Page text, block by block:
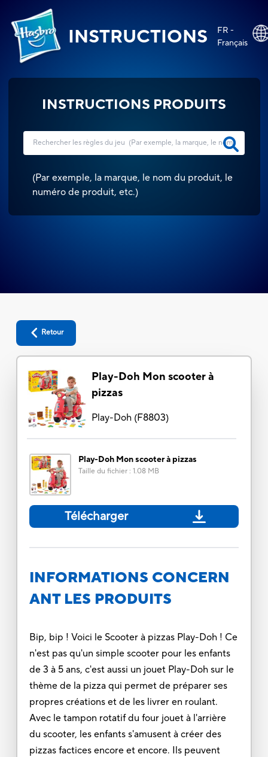
INSTRUCTIONS
FR -
Français
INSTRUCTIONS PRODUITS
(Par exemple, la marque, le nom du produit, le
numéro de produit, etc.)
Retour
Play-Doh Mon scooter à
pizzas
Play-Doh(F8803)
Play-Doh Mon scooter à pizzas
Taille du fichier: 1.08 MB
Télécharger
INFORMATIONS CONCERN
ANT LES PRODUITS
Bip, bip ! Voici le Scooter à pizzas Play-Doh ! Ce
n'est pas qu'un simple scooter pour les enfants
de 3 à 5 ans, c'est aussi un jouet Play-Doh sur le
thème de la pizza qui permet de préparer ses
propres créations et de les livrer en roulant.
Avec le tampon rotatif du four jouet à l'arrière
du scooter, les enfants s'amusent à créer des
pizzas factices encore et encore. Ils peuvent